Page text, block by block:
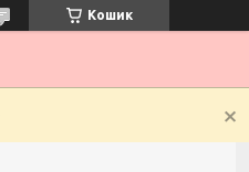
Кошик